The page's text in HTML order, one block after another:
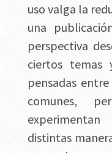
uso valga la
una
perspectiva
ciertos temas
pensadas
comunes,
distintas